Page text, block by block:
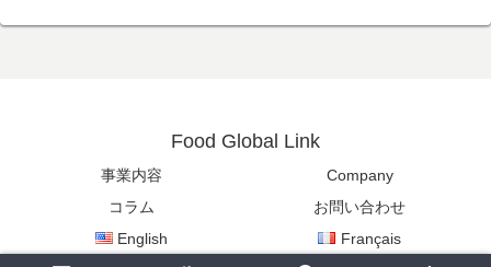
Food Global Link
事業内容
Company
コラム
お問い合わせ
English
Français